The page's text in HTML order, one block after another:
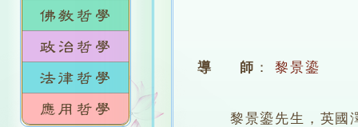
導 師 ： 黎景鎏
黎景鎏先生，英國澤